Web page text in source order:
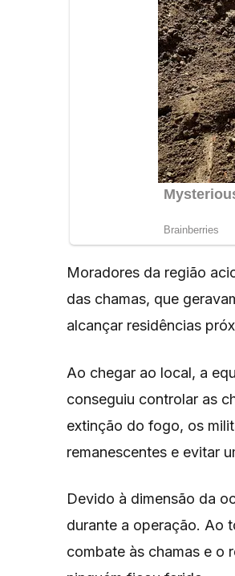
Moradores da região
das chamas, que
alcançar residências
Ao chegar ao local, a
conseguiu controlar as
extinção do fogo, os
remanescentes e evitar
Devido à dimensão da
durante a operação. Ao
combate às chamas e o